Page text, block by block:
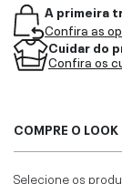
A primeira
Confira as
Cuidar do
Confira os
COMPRE O LOOK
Selecione os